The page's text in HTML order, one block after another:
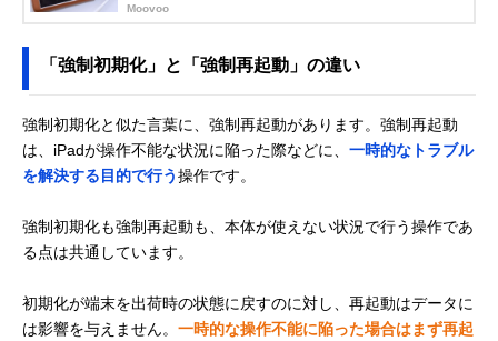
Moovoo
「強制初期化」と「強制再起動」の違い
強制初期化と似た言葉に、強制再起動があります。強制再起動
は、iPadが操作不能な状況に陥った際などに、 一時的なトラブル
を解決する目的で行う操作です。
強制初期化も強制再起動も、本体が使えない状況で行う操作であ
る点は共通しています。
初期化が端末を出荷時の状態に戻すのに対し、再起動はデータに
は影響を与えません。 一時的な操作不能に陥った場合はまず再起